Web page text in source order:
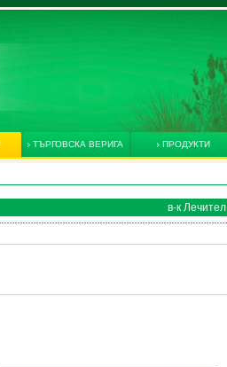
ТЪРГОВСКА ВЕРИГА ПРОДУКТИ
в-к Лечител